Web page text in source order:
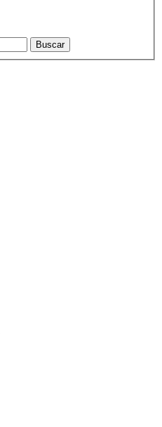
Buscar